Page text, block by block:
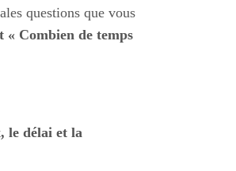
questions que vous
« Combien de temps
le délai et la